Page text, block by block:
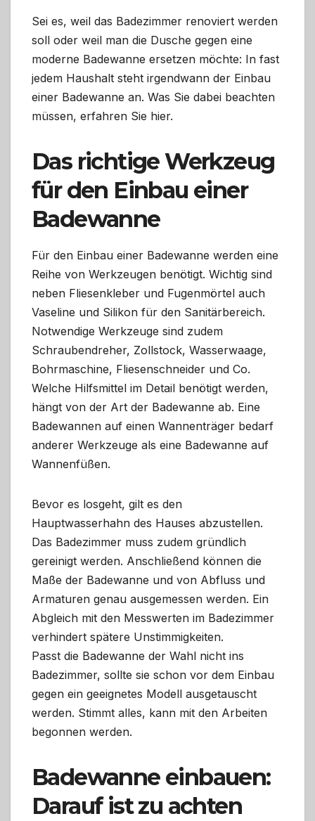
Sei es, weil das Badezimmer renoviert werden
soll oder weil man die Dusche gegen eine
moderne Badewanne ersetzen möchte: In fast
jedem Haushalt steht irgendwann der Einbau
einer Badewanne an. Was Sie dabei beachten
müssen, erfahren Sie hier.
Das richtige Werkzeug
für den Einbau einer
Badewanne
Für den Einbau einer Badewanne werden eine
Reihe von Werkzeugen benötigt. Wichtig sind
neben Fliesenkleber und Fugenmörtel auch
Vaseline und Silikon für den Sanitärbereich.
Notwendige Werkzeuge sind zudem
Schraubendreher, Zollstock, Wasserwaage,
Bohrmaschine, Fliesenschneider und Co.
Welche Hilfsmittel im Detail benötigt werden,
hängt von der Art der Badewanne ab. Eine
Badewannen auf einen Wannenträger bedarf
anderer Werkzeuge als eine Badewanne auf
Wannenfüßen.
Bevor es losgeht, gilt es den
Hauptwasserhahn des Hauses abzustellen.
Das Badezimmer muss zudem gründlich
gereinigt werden. Anschließend können die
Maße der Badewanne und von Abfluss und
Armaturen genau ausgemessen werden. Ein
Abgleich mit den Messwerten im Badezimmer
verhindert spätere Unstimmigkeiten.
Passt die Badewanne der Wahl nicht ins
Badezimmer, sollte sie schon vor dem Einbau
gegen ein geeignetes Modell ausgetauscht
werden. Stimmt alles, kann mit den Arbeiten
begonnen werden.
Badewanne einbauen:
Darauf ist zu achten